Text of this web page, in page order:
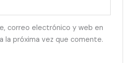
correo electrónico y web en
la próxima vez que comente.